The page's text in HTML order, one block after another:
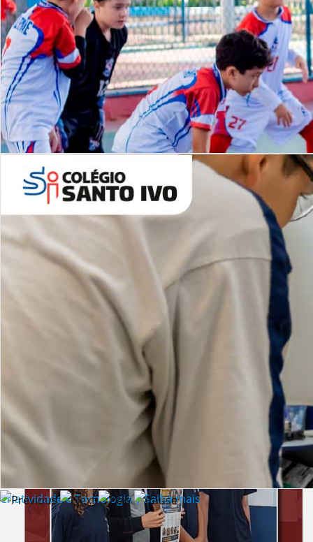
Desafios | Saiba mais
Criatividade e Tecnologia | Saiba mais
NOSSOCANAL